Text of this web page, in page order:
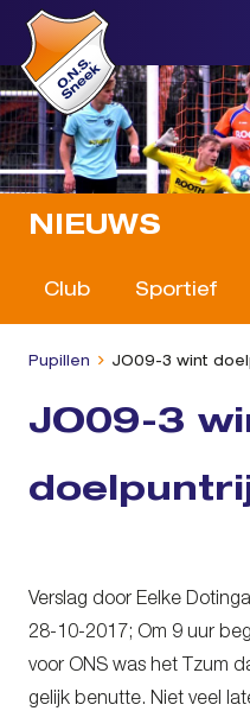
NIEUWS
Club Sportief
Pupillen JO09-3 wint
JO09-3
Verslag door Eelke
28-10-2017; Om 9 uur
voor ONS was het Tzum
gelijk benutte. Niet veel